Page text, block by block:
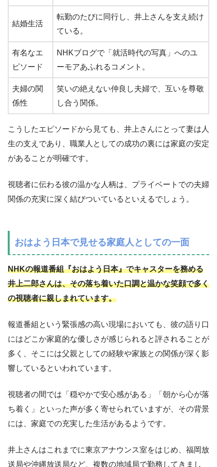
結婚生活
転勤のたびに同行し、井上さんを支え続け
ている。
有名なエ
ピソード
NHKブログで「就活時代の写真」へのユ
ーモアあふれるコメント。
夫婦の関
係性
笑いの絶えない仲良し夫婦で、互いを尊敬
し合う関係。
こうしたエピソードから見ても、井上さんにとって妻は人
生の支えであり、職業人としての成功の裏には家庭の安定
があることが明確です。
視聴者に伝わる彼の温かな人柄は、プライベートでの夫婦
関係の充実に深く結びついているといえるでしょう。
おはよう日本で見せる家庭人としての一面
NHKの報道番組『おはよう日本』でキャスターを務める
井上二郎さんは、その落ち着いた口調と温かな笑顔で多く
の視聴者に親しまれています。
報道番組という緊張感の高い現場においても、彼の語り口
にはどこか家庭的な優しさが感じられると評されることが
多く、そこには父親としての経験や家族との関係が深く影
響しているといわれています。
視聴者の間では「穏やかで安心感がある」「朝から心が落
ち着く」といった声が多く寄せられていますが、その背景
には、家庭での充実した生活があるようです。
井上さんはこれまでに東京アナウンス室をはじめ、福岡放
送局や沖縄放送局など、複数の地域局で勤務してきまし